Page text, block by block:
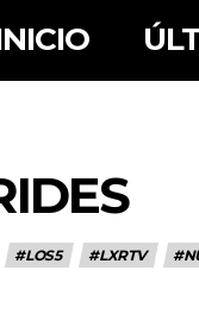
#LOS5 #LXRTV